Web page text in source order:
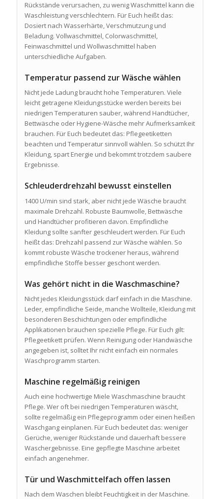
Rückstände verursachen, zu wenig Waschmittel kann die
Waschleistung verschlechtern. Für Euch heißt das:
Dosiert nach Wasserhärte, Verschmutzung und
Beladung. Vollwaschmittel, Colorwaschmittel,
Feinwaschmittel und Wollwaschmittel haben
unterschiedliche Aufgaben.
Temperatur passend zur Wäsche wählen
Nicht jede Ladung braucht hohe Temperaturen. Viele
leicht getragene Kleidungsstücke werden bereits bei
niedrigen Temperaturen sauber, während Handtücher,
Bettwäsche oder Hygiene-Wäsche mehr Aufmerksamkeit
brauchen. Für Euch bedeutet das: Pflegeetiketten
beachten und Temperatur sinnvoll wählen. So schützt Ihr
Kleidung, spart Energie und bekommt trotzdem saubere
Ergebnisse.
Schleuderdrehzahl bewusst einstellen
1400 U/min sind stark, aber nicht jede Wäsche braucht
maximale Drehzahl. Robuste Baumwolle, Bettwäsche
und Handtücher profitieren davon. Empfindliche
Kleidung sollte sanfter geschleudert werden. Für Euch
heißt das: Drehzahl passend zur Wäsche wählen. So
kommt robuste Wäsche trockener heraus, während
empfindliche Stoffe besser geschont werden.
Was gehört nicht in die Waschmaschine?
Nicht jedes Kleidungsstück darf einfach in die Maschine.
Leder, empfindliche Seide, manche Wollteile, Kleidung mit
besonderen Beschichtungen oder empfindliche
Applikationen brauchen spezielle Pflege. Für Euch gilt:
Pflegeetikett prüfen. Wenn Reinigung oder Handwäsche
angegeben ist, solltet Ihr nicht einfach ein normales
Waschprogramm starten.
Maschine regelmäßig reinigen
Auch eine hochwertige Miele Waschmaschine braucht
Pflege. Wer oft bei niedrigen Temperaturen wäscht,
sollte regelmäßig ein Pflegeprogramm oder einen heißen
Waschgang einplanen. Für Euch bedeutet das: weniger
Gerüche, weniger Rückstände und dauerhaft bessere
Waschergebnisse. Eine gepflegte Maschine arbeitet
einfach angenehmer.
Tür und Waschmittelfach offen lassen
Nach dem Waschen bleibt Feuchtigkeit in der Maschine.